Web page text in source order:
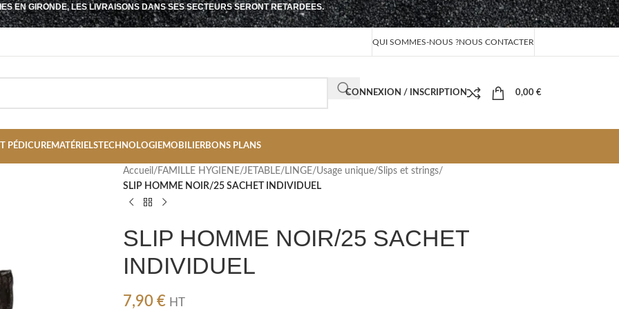
EN GIRONDE, LES LIVRAISONS DANS SES SECTEURS SERONT RETARDEES.
QUI SOMMES-NOUS ?NOUS CONTACTER
CONNEXION / INSCRIPTION 0,00 €
PÉDICUREMATÉRIELSTECHNOLOGIEMOBILIERBONS PLANS
Accueil / FAMILLE HYGIENE/JETABLE/LINGE/Usage unique/Slips et strings/
SLIP HOMME NOIR/25 SACHET INDIVIDUEL
SLIP HOMME NOIR/25 SACHET
INDIVIDUEL
7,90 € HT